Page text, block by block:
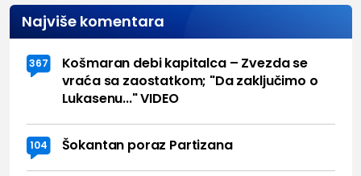
Najviše komentara
367
Košmaran debi kapitalca – Zvezda se
vraća sa zaostatkom; "Da zaključimo o
Lukasenu..." VIDEO
104 Šokantan poraz Partizana